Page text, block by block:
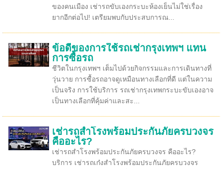
ของคนเมือง เช่ารถขับเองกระบะห้องเย็นไม่ใช่เรื่อง
ยากอีกต่อไป! เตรียมพบกับประสบการณ...
ข้อดีของการใช้รถเช่ากรุงเทพฯ แทน
การซื้อรถ
ชีวิตในกรุงเทพฯ เต็มไปด้วยกิจกรรมและการเดินทางที่
วุ่นวาย การซื้อรถอาจดูเหมือนทางเลือกที่ดี แต่ในความ
เป็นจริง การใช้บริการ รถเช่ากรุงเทพกระบะขับเองอาจ
เป็นทางเลือกที่คุ้มค่าและสะ...
เช่ารถสำโรงพร้อมประกันภัยครบวงจร
คืออะไร?
เช่ารถสำโรงพร้อมประกันภัยครบวงจร คืออะไร?
บริการ เช่ารถเก๋งสำโรงพร้อมประกันภัยครบวงจร